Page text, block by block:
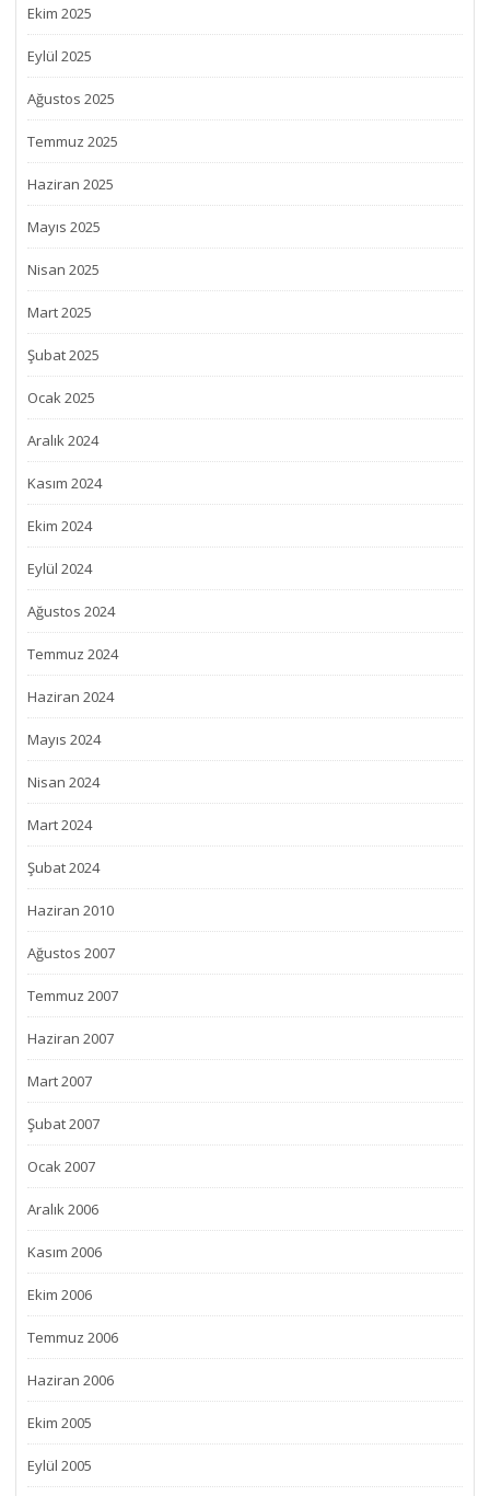
Ekim 2025
Eylül 2025
Ağustos 2025
Temmuz 2025
Haziran 2025
Mayıs 2025
Nisan 2025
Mart 2025
Şubat 2025
Ocak 2025
Aralık 2024
Kasım 2024
Ekim 2024
Eylül 2024
Ağustos 2024
Temmuz 2024
Haziran 2024
Mayıs 2024
Nisan 2024
Mart 2024
Şubat 2024
Haziran 2010
Ağustos 2007
Temmuz 2007
Haziran 2007
Mart 2007
Şubat 2007
Ocak 2007
Aralık 2006
Kasım 2006
Ekim 2006
Temmuz 2006
Haziran 2006
Ekim 2005
Eylül 2005